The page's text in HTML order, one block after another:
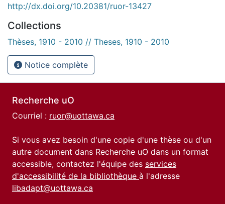
http://dx.doi.org/10.20381/ruor-13427
Collections
Thèses, 1910 - 2010 // Theses, 1910 - 2010
Notice complète
Recherche uO
Courriel : ruor@uottawa.ca
Si vous avez besoin d'une copie d'une thèse ou d'un
autre document dans Recherche uO dans un format
accessible, contactez l'équipe des services
d'accessibilité de la bibliothèque à l'adresse
libadapt@uottawa.ca